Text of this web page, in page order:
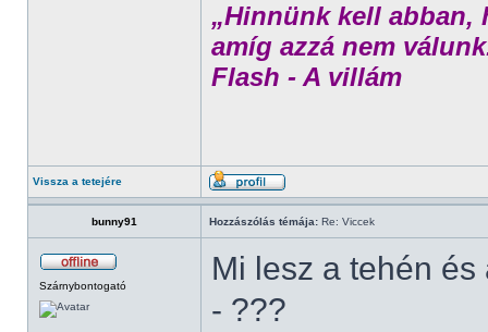
„Hinnünk kell abban,
amíg azzá nem
Flash - A villám
Vissza a tetejére
bunny91 Hozzászólás témája: Re: Viccek
Szárnybontogató
Mi lesz a tehén
- ???